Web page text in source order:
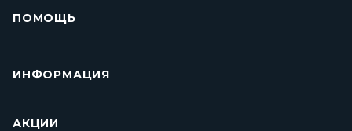
ПОМОЩЬ
ИНФОРМАЦИЯ
АКЦИИ